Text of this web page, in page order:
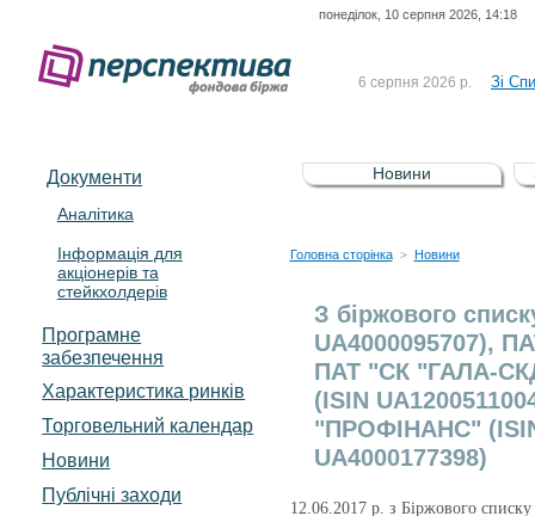
понеділок, 10 серпня 2026, 14:18
6 серпня 2026 р. Зі
5 серпня 2026 р.
Зі
UA4000232607)
4 серпня 2026 р.
Документи
Аналітика
Інформація для
акціонерів та
стейкхолдерів
Програмне
забезпечення
Характеристика pинків
Торговельний календар
Новини
Публічні заходи
Новини
Головна сторінка > Новини
З біржового
UA4000095707),
ПАТ "СК "ГАЛА-
(ISIN
"ПРОФІНАНС"
UA4000177398)
12.06.2017 р. з Біржового